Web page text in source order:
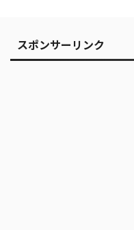
スポンサーリンク